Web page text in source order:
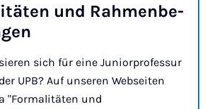
und Rah­men­be­
sich für eine Juniorprofessur
UPB? Auf unseren Webseiten
"Formalitäten und